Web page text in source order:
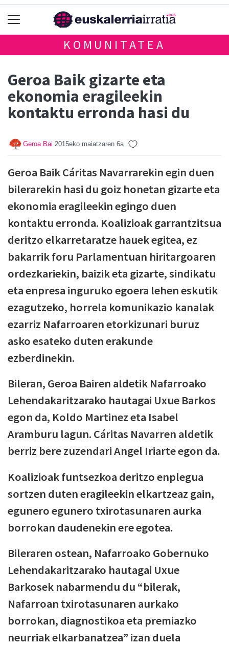
KOMUNITATEA
Geroa Baik gizarte eta
ekonomia eragileekin
kontaktu erronda hasi du
Geroa Bai 2015eko maiatzaren 6a
Geroa Baik Cáritas Navarrarekin egin duen
bilerarekin hasi du goiz honetan gizarte eta
ekonomia eragileekin egingo duen
kontaktu erronda. Koalizioak garrantzitsua
deritzo elkarretaratze hauek egitea, ez
bakarrik foru Parlamentuan hiritargoaren
ordezkariekin, baizik eta gizarte, sindikatu
eta enpresa inguruko egoera lehen eskutik
ezagutzeko, horrela komunikazio kanalak
ezarriz Nafarroaren etorkizunari buruz
asko esateko duten erakunde
ezberdinekin.
Bileran, Geroa Bairen aldetik Nafarroako
Lehendakaritzarako hautagai Uxue Barkos
egon da, Koldo Martinez eta Isabel
Aramburu lagun. Cáritas Navarren aldetik
berriz bere zuzendari Angel Iriarte egon da.
Koalizioak funtsezkoa deritzo enplegua
sortzen duten eragileekin elkartzeaz gain,
egunero egunero txirotasunaren aurka
borrokan daudenekin ere egotea.
Bileraren ostean, Nafarroako Gobernuko
Lehendakaritzarako hautagai Uxue
Barkosek nabarmendu du “bilerak,
Nafarroan txirotasunaren aurkako
borrokan, diagnostikoa eta premiazko
neurriak elkarbanatzea” izan duela